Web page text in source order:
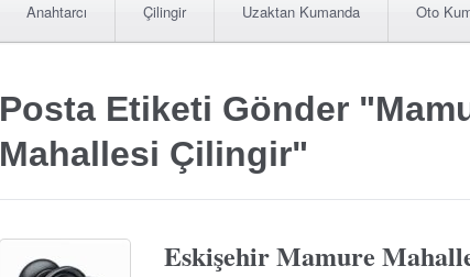
Anahtarcı Çilingir Uzaktan Kumanda Oto
Posta Etiketi Gönder
Mahallesi Çilingir"
Eskişehir Mamure